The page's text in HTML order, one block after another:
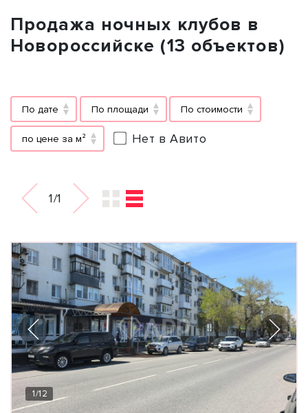
Продажа ночных клубов в
Новороссийске (13 объектов)
По дате По площади По стоимости
по цене за м² Нет в Авито
1/1
1/12